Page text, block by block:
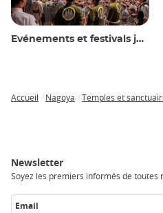
Evénements et festivals japonais
Accueil Nagoya Temples et
Newsletter
Soyez les premiers informés de toutes
Email